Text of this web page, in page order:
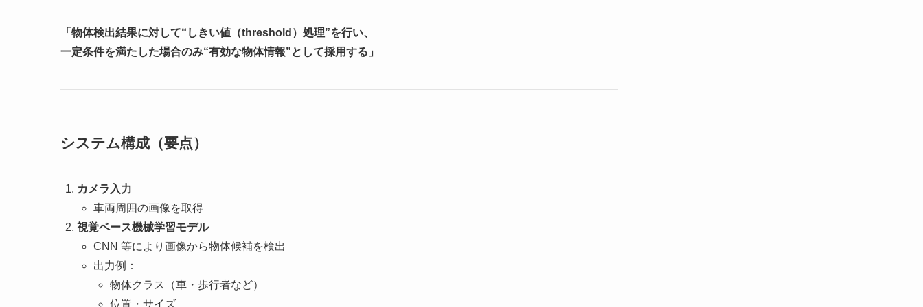
「物体検出結果に対して“しきい値（threshold）処理”を行い、
一定条件を満たした場合のみ“有効な物体情報”として採用する」
システム構成（要点）
カメラ入力
車両周囲の画像を取得
視覚ベース機械学習モデル
CNN 等により画像から物体候補を検出
出力例：
物体クラス（車・歩行者など）
位置・サイズ